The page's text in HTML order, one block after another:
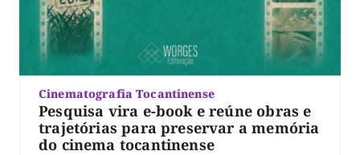
Cinematografia Tocantinense
Pesquisa vira e-book e reúne obras e
trajetórias para preservar a memória
do cinema tocantinense